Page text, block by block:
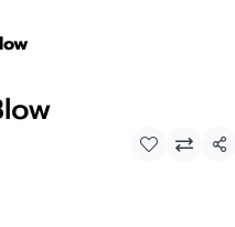
แชร์